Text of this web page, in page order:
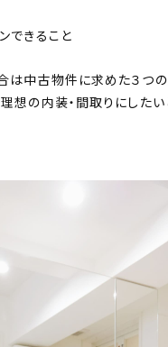
できること
は中古物件に求めた３つ
理想の内装・間取りにした